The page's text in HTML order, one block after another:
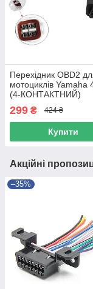
Перехідник OBD2
мотоциклів Yamaha
(4-КОНТАКТНИЙ)
299 ₴ 424 ₴
Купити
Акційні
–35%